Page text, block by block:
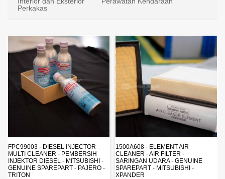
Perkakas
FPC99003 - DIESEL INJECTOR
MULTI CLEANER - PEMBERSIH
INJEKTOR DIESEL - MITSUBISHI -
GENUINE SPAREPART - PAJERO -
TRITON
1500A608 - ELEMENT AIR
CLEANER - AIR FILTER -
SARINGAN UDARA - GENUINE
SPAREPART - MITSUBISHI -
XPANDER